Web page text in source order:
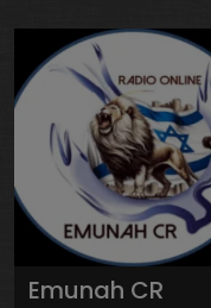
Emunah CR